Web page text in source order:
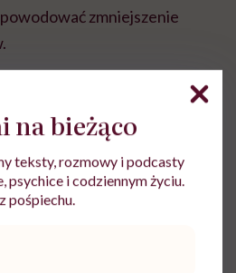
zmniejszenie
usunięciu macicy,
przez wyłuszczenie
bezpośrednio w tkanki
na bieżąco
teksty, rozmowy i podcasty
psychice i codziennym życiu.
pośpiechu.